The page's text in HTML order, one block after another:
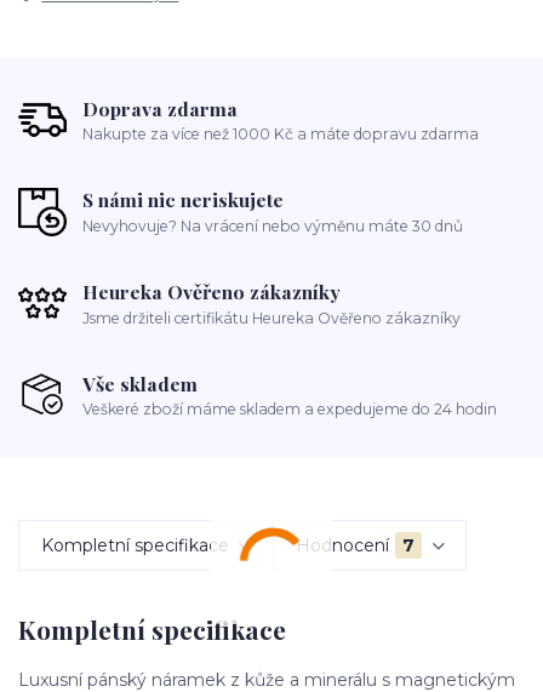
Doprava zdarma
Nakupte za více než 1000 Kč a máte dopravu zdarma
S námi nic neriskujete
Nevyhovuje? Na vrácení nebo výměnu máte 30 dnů
Heureka Ověřeno zákazníky
Jsme držiteli certifikátu Heureka Ověřeno zákazníky
Vše skladem
Veškeré zboží máme skladem a expedujeme do 24 hodin
Kompletní specifikace Hodnocení 7
Kompletní specifikace
Luxusní pánský náramek z kůže a minerálu s magnetickým